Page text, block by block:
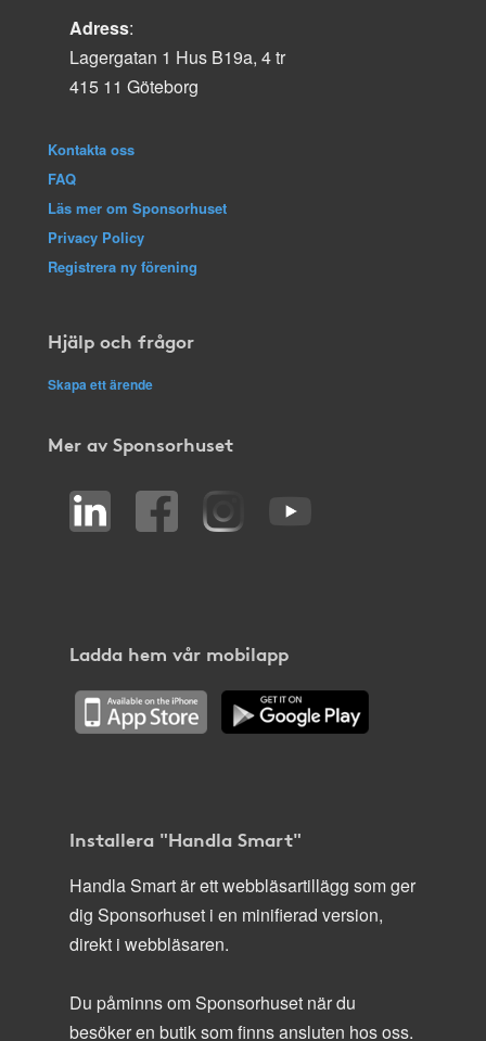
Adress:
Lagergatan 1 Hus B19a, 4 tr
415 11 Göteborg
Kontakta oss
FAQ
Läs mer om Sponsorhuset
Privacy Policy
Registrera ny förening
Hjälp och frågor
Skapa ett ärende
Mer av Sponsorhuset
Ladda hem vår mobilapp
Installera "Handla Smart"
Handla Smart är ett webbläsartillägg som ger
dig Sponsorhuset i en minifierad version,
direkt i webbläsaren.
Du påminns om Sponsorhuset när du
besöker en butik som finns ansluten hos oss.